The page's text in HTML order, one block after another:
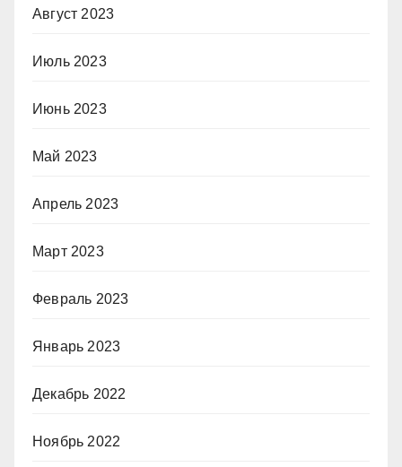
Август 2023
Июль 2023
Июнь 2023
Май 2023
Апрель 2023
Март 2023
Февраль 2023
Январь 2023
Декабрь 2022
Ноябрь 2022